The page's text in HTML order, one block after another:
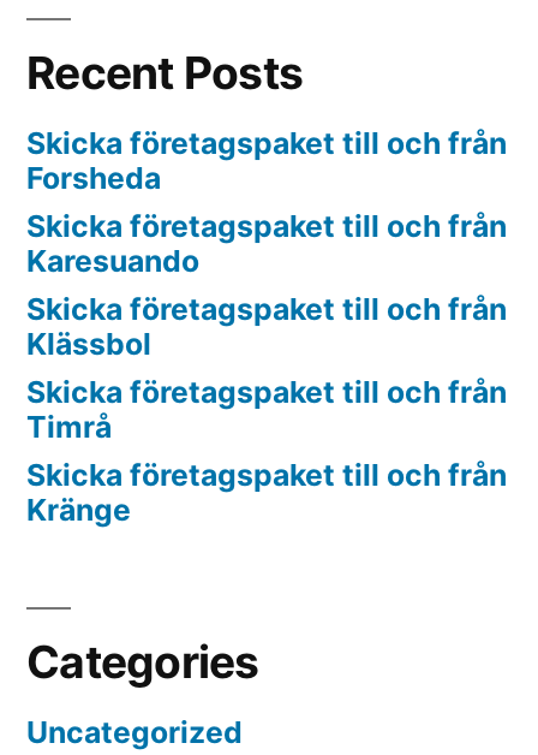
Recent Posts
Skicka företagspaket till och från
Forsheda
Skicka företagspaket till och från
Karesuando
Skicka företagspaket till och från
Klässbol
Skicka företagspaket till och från
Timrå
Skicka företagspaket till och från
Kränge
Categories
Uncategorized